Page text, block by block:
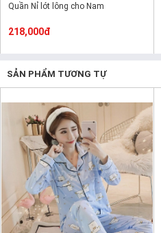
Quần Nỉ lót lông cho Nam
218,000đ
SẢN PHẨM TƯƠNG TỰ